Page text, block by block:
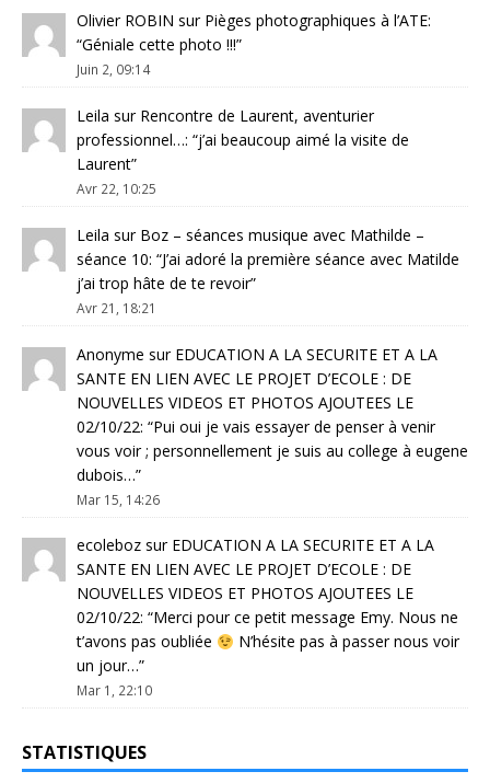
Olivier ROBIN sur Pièges photographiques à l’ATE:
“Géniale cette photo !!!”
Juin 2, 09:14
Leila sur Rencontre de Laurent, aventurier
professionnel…: “j’ai beaucoup aimé la visite de
Laurent”
Avr 22, 10:25
Leila sur Boz – séances musique avec Mathilde –
séance 10: “J’ai adoré la première séance avec Matilde
j’ai trop hâte de te revoir”
Avr 21, 18:21
Anonyme sur EDUCATION A LA SECURITE ET A LA
SANTE EN LIEN AVEC LE PROJET D’ECOLE : DE
NOUVELLES VIDEOS ET PHOTOS AJOUTEES LE
02/10/22: “Pui oui je vais essayer de penser à venir
vous voir ; personnellement je suis au college à eugene
dubois…”
Mar 15, 14:26
ecoleboz sur EDUCATION A LA SECURITE ET A LA
SANTE EN LIEN AVEC LE PROJET D’ECOLE : DE
NOUVELLES VIDEOS ET PHOTOS AJOUTEES LE
02/10/22: “Merci pour ce petit message Emy. Nous ne
t’avons pas oubliée
N’hésite pas à passer nous voir
un jour…”
Mar 1, 22:10
STATISTIQUES